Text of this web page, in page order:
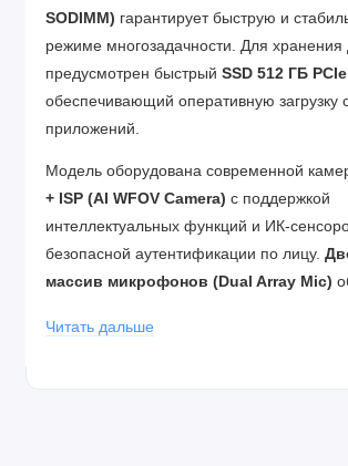
SODIMM) гарантирует быструю и
режиме многозадачности. Для хранения
предусмотрен быстрый SSD 512 ГБ
обеспечивающий оперативную загрузку
приложений.
Модель оборудована современной
+ ISP (AI WFOV Camera) с поддержкой
интеллектуальных функций и ИК-
безопасной аутентификации по лицу.
массив микрофонов (Dual Array Mic)
Читать дальше